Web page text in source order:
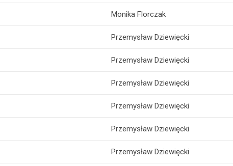
Monika Florczak
Przemysław Dziewięcki
Przemysław Dziewięcki
Przemysław Dziewięcki
Przemysław Dziewięcki
Przemysław Dziewięcki
Przemysław Dziewięcki